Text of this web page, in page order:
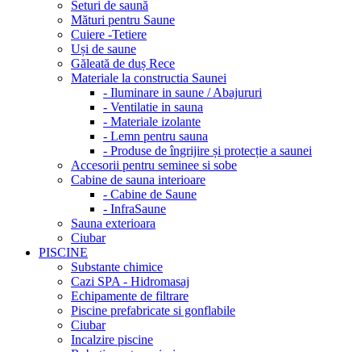
Seturi de saună
Mături pentru Saune
Cuiere -Tetiere
Uși de saune
Găleată de duș Rece
Materiale la constructia Saunei
- Iluminare in saune / Abajururi
- Ventilatie in sauna
- Materiale izolante
- Lemn pentru sauna
- Produse de îngrijire și protecție a saunei
Accesorii pentru seminee si sobe
Cabine de sauna interioare
- Cabine de Saune
- InfraSaune
Sauna exterioara
Ciubar
PISCINE
Substante chimice
Cazi SPA - Hidromasaj
Echipamente de filtrare
Piscine prefabricate si gonflabile
Ciubar
Incalzire piscine